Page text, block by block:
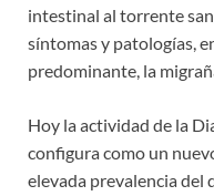
intestinal al torrente
síntomas y patologías,
predominante, la
Hoy la actividad de la
configura como un
elevada prevalencia del